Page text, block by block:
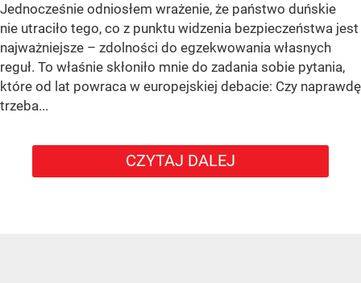
Jednocześnie odniosłem wrażenie, że państwo duńskie
nie utraciło tego, co z punktu widzenia bezpieczeństwa jest
najważniejsze – zdolności do egzekwowania własnych
reguł. To właśnie skłoniło mnie do zadania sobie pytania,
które od lat powraca w europejskiej debacie: Czy naprawdę
trzeba...
CZYTAJ DALEJ